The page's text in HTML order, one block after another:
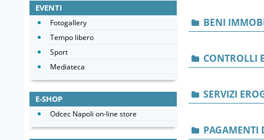
BENI
CONTROLLI
SERVIZI
PAGAMENTI
EVENTI
Fotogallery
Tempo libero
Sport
Mediateca
E-SHOP
Odcec Napoli on-line store